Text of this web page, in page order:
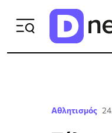
Αθλητισμός